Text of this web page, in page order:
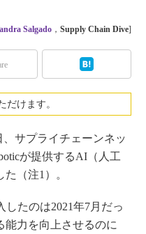
Salgado ， Supply Chain Dive]
だけます。
サプライチェーンネッ
が提供するAI（人工
（注1）。
たのは2021年7月だっ
能力を向上させるのに